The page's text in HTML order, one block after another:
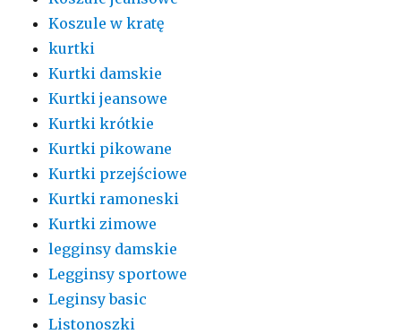
Koszule w kratę
kurtki
Kurtki damskie
Kurtki jeansowe
Kurtki krótkie
Kurtki pikowane
Kurtki przejściowe
Kurtki ramoneski
Kurtki zimowe
legginsy damskie
Legginsy sportowe
Leginsy basic
Listonoszki